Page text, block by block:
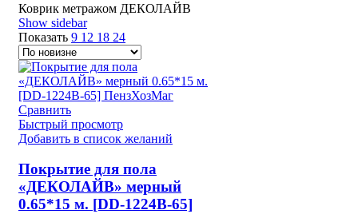
Коврик метражом ДЕКОЛАЙВ
Show sidebar
Показать 9 12 18 24
Сравнить
Быстрый просмотр
Добавить в список желаний
Покрытие для пола
«ДЕКОЛАЙВ» мерный
0.65*15 м. [DD-1224B-65]